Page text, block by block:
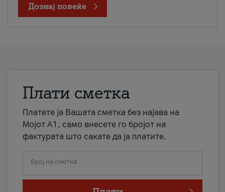
Дознај повеќе
Плати сметка
Платете ја Вашата сметка без најава на
Мојот А1, само внесете го бројот на
фактурата што сакате да ја платите.
Број на сметка